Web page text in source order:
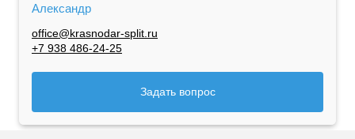
Александр
office@krasnodar-split.ru
+7 938 486-24-25
Задать вопрос